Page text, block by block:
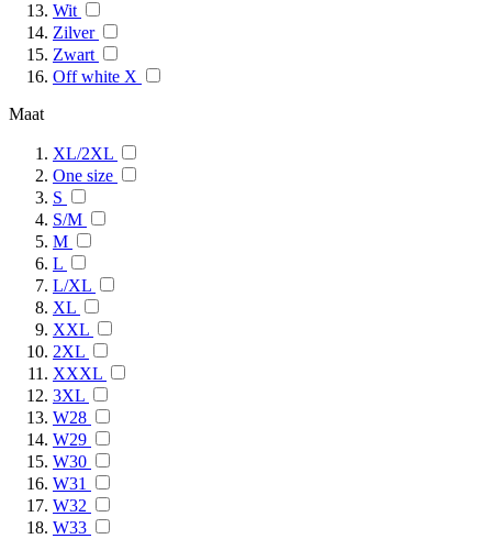
Wit
Zilver
Zwart
Off white X
Maat
XL/2XL
One size
S
S/M
M
L
L/XL
XL
XXL
2XL
XXXL
3XL
W28
W29
W30
W31
W32
W33